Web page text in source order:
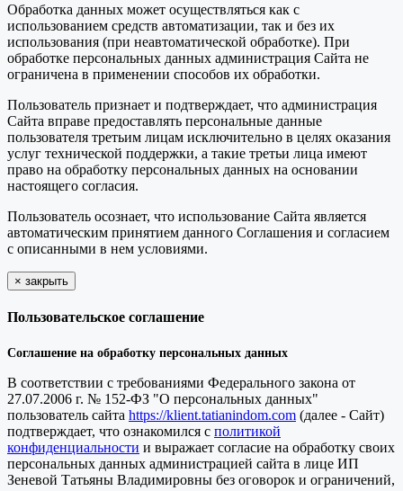
Обработка данных может осуществляться как с
использованием средств автоматизации, так и без их
использования (при неавтоматической обработке). При
обработке персональных данных администрация Сайта не
ограничена в применении способов их обработки.
Пользователь признает и подтверждает, что администрация
Сайта вправе предоставлять персональные данные
пользователя третьим лицам исключительно в целях оказания
услуг технической поддержки, а такие третьи лица имеют
право на обработку персональных данных на основании
настоящего согласия.
Пользователь осознает, что использование Сайта является
автоматическим принятием данного Соглашения и согласием
с описанными в нем условиями.
× закрыть
Пользовательское соглашение
Соглашение на обработку персональных данных
В соответствии с требованиями Федерального закона от
27.07.2006 г. № 152-ФЗ "О персональных данных"
пользователь сайта https://klient.tatianindom.com (далее - Сайт)
подтверждает, что ознакомился с политикой
конфиденциальности и выражает согласие на обработку своих
персональных данных администрацией сайта в лице ИП
Зеневой Татьяны Владимировны без оговорок и ограничений,